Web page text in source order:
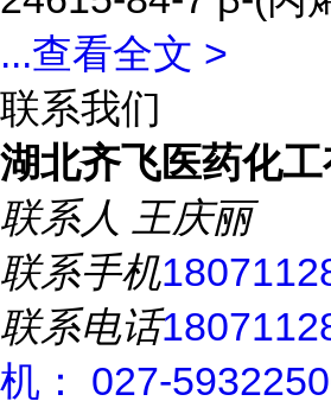
...查看全文 >
联系我们
湖北齐飞医药化工
联系人 王庆丽
联系手机
联系电话
机： 027-